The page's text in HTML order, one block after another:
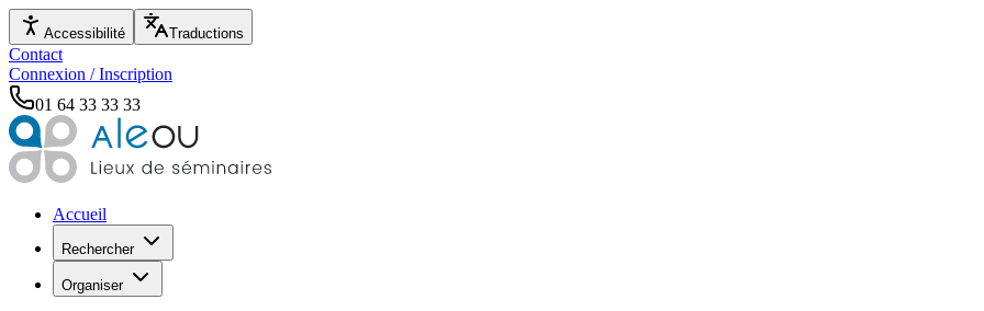
Accessibilité Traductions
Contact
Connexion / Inscription
01 64 33 33 33
Accueil
Rechercher
Organiser